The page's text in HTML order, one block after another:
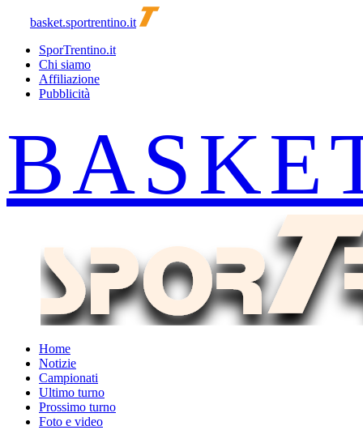
basket.sportrentino.it
SporTrentino.it
Chi siamo
Affiliazione
Pubblicità
Home
Notizie
Campionati
Ultimo turno
Prossimo turno
Foto e video